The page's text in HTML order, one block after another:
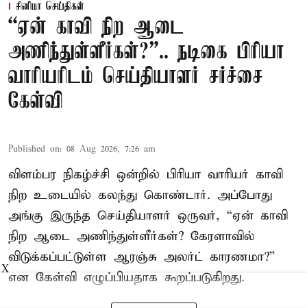
சினிமா செய்திகள்
“ஏன் காவி நிற ஆடை
அணிந்துள்ளீர்கள்?”.. நடிகை பிரியா
வாரியரிடம் செய்தியாளர் சர்ச்சை
கேள்வி
Published on: 08 Aug 2026, 7:26 am
விளம்பர நிகழ்ச்சி ஒன்றில் பிரியா வாரியர் காவி
நிற உடையில் கலந்து கொண்டார். அப்போது
அங்கு இருந்த செய்தியாளர் ஒருவர், “ஏன் காவி
நிற ஆடை அணிந்துள்ளீர்கள்? கேரளாவில்
விடுக்கப்பட்டுள்ள ஆரஞ்சு அலர்ட் காரணமா?”
என கேள்வி எழுப்பியதாக கூறப்படுகிறது.
X